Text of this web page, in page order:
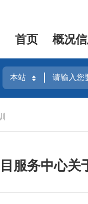
首页 概况
服务中心关